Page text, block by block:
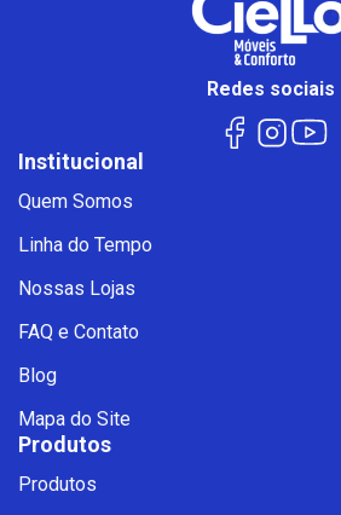
Redes sociais
Institucional
Quem Somos
Linha do Tempo
Nossas Lojas
FAQ e Contato
Blog
Mapa do Site
Produtos
Produtos